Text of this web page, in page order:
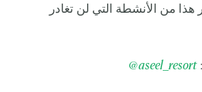
هذا من الأنشطة التي لن تغادر
aseel_resort
@